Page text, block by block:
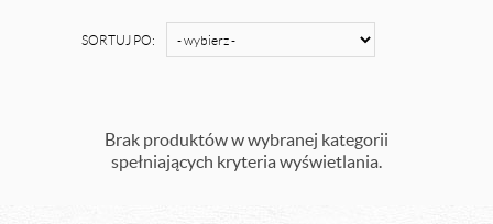
SORTUJ PO:
Brak produktów w wybranej kategorii
spełniających kryteria wyświetlania.